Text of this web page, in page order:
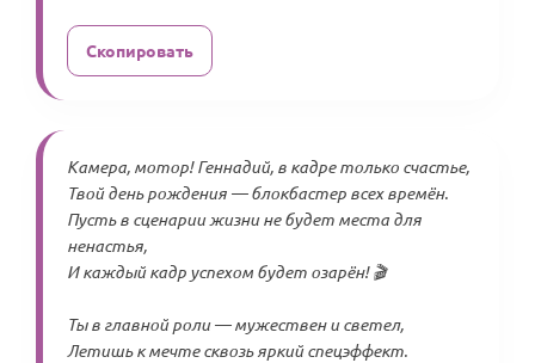
Скопировать
Камера, мотор! Геннадий, в кадре только счастье,
Твой день рождения — блокбастер всех времён.
Пусть в сценарии жизни не будет места для
ненастья,
И каждый кадр успехом будет озарён! 🎬
Ты в главной роли — мужествен и светел,
Летишь к мечте сквозь яркий спецэффект.